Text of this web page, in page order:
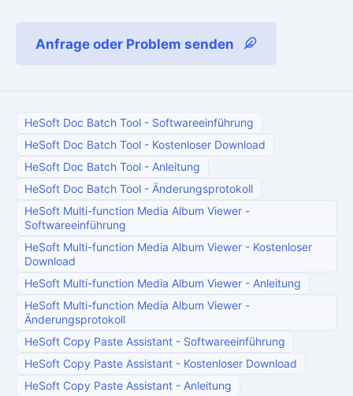
Anfrage oder Problem senden
HeSoft Doc Batch Tool - Softwareeinführung
HeSoft Doc Batch Tool - Kostenloser Download
HeSoft Doc Batch Tool - Anleitung
HeSoft Doc Batch Tool - Änderungsprotokoll
HeSoft Multi-function Media Album Viewer -
Softwareeinführung
HeSoft Multi-function Media Album Viewer - Kostenloser
Download
HeSoft Multi-function Media Album Viewer - Anleitung
HeSoft Multi-function Media Album Viewer -
Änderungsprotokoll
HeSoft Copy Paste Assistant - Softwareeinführung
HeSoft Copy Paste Assistant - Kostenloser Download
HeSoft Copy Paste Assistant - Anleitung